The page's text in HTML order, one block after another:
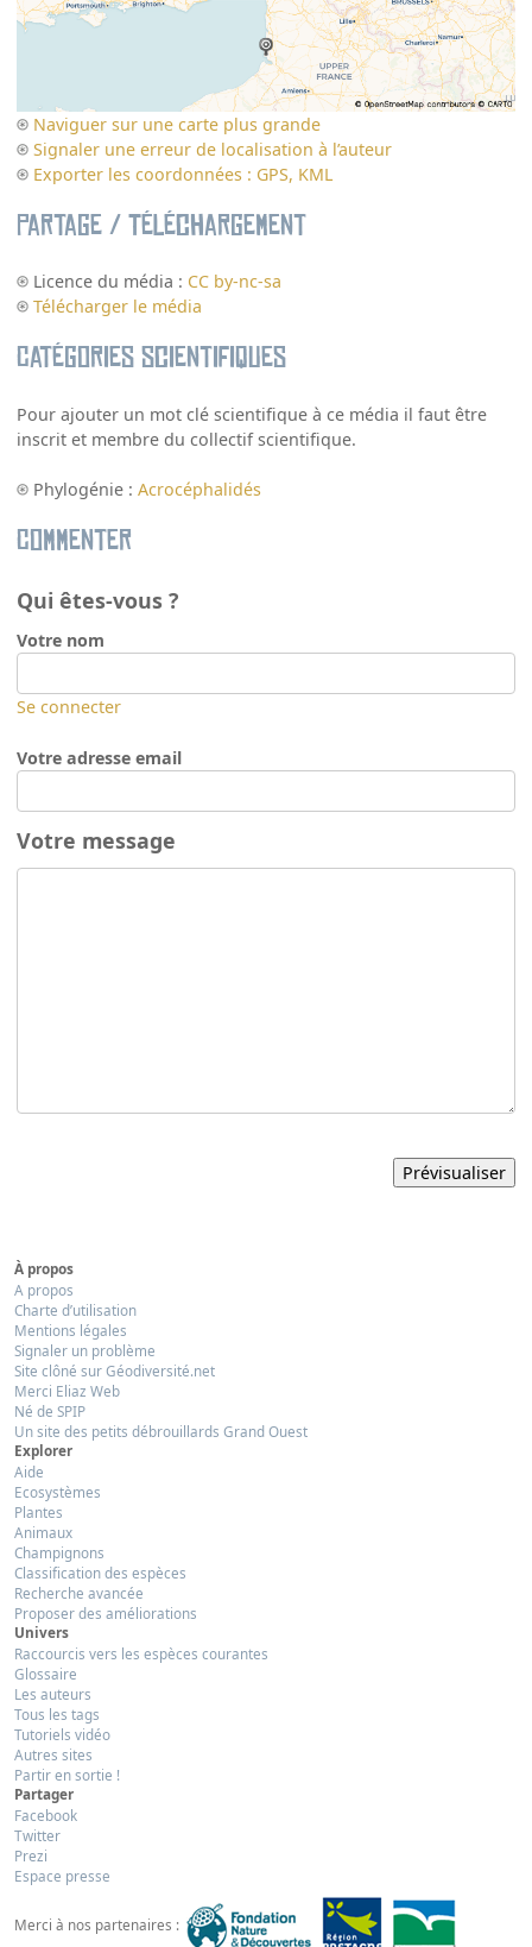
Naviguer sur une carte plus grande
Signaler une erreur de localisation à l’auteur
Exporter les coordonnées : GPS, KML
Partage / Téléchargement
Licence du média : CC by-nc-sa
Télécharger le média
Catégories scientifiques
Pour ajouter un mot clé scientifique à ce média il faut être
inscrit et membre du collectif scientifique.
Phylogénie :Acrocéphalidés
Commenter
Qui êtes-vous ?
Votre nom
Se connecter
Votre adresse email
Votre message
À propos
A propos
Charte d’utilisation
Mentions légales
Signaler un problème
Site clôné sur Géodiversité.net
Merci Eliaz Web
Né de SPIP
Un site des petits débrouillards Grand Ouest
Explorer
Aide
Ecosystèmes
Plantes
Animaux
Champignons
Classification des espèces
Recherche avancée
Proposer des améliorations
Univers
Raccourcis vers les espèces courantes
Glossaire
Les auteurs
Tous les tags
Tutoriels vidéo
Autres sites
Partir en sortie !
Partager
Facebook
Twitter
Prezi
Espace presse
Merci à nos partenaires :